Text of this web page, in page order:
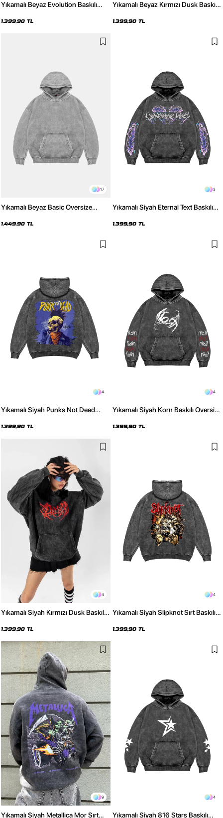
Yıkamalı Beyaz Evolution Baskılı
1.399,90 TL
Yıkamalı Beyaz Kırmızı Dusk Baskılı
1.399,90 TL
17
Yıkamalı Beyaz Basic Oversize
1.449,90 TL
3
Yıkamalı Siyah Eternal Text Baskılı
1.399,90 TL
4
Yıkamalı Siyah Punks Not Dead
1.399,90 TL
4
Yıkamalı Siyah Korn Baskılı Oversize
1.399,90 TL
4
Yıkamalı Siyah Kırmızı Dusk Baskılı
1.399,90 TL
4
Yıkamalı Siyah Slipknot Sırt Baskılı
1.399,90 TL
9
Yıkamalı Siyah Metallica Mor Sırt
4
Yıkamalı Siyah 816 Stars Baskılı